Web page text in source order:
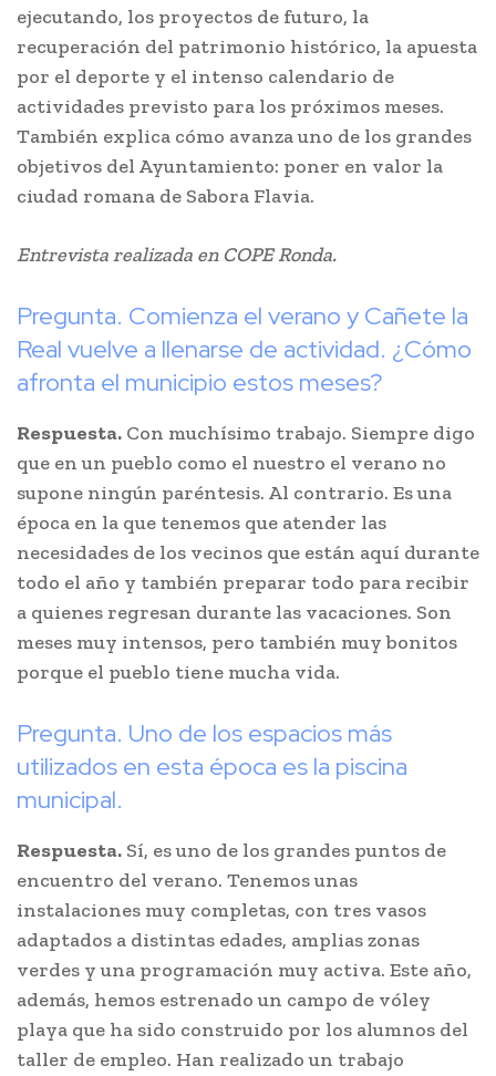
ejecutando, los proyectos de futuro, la
recuperación del patrimonio histórico, la apuesta
por el deporte y el intenso calendario de
actividades previsto para los próximos meses.
También explica cómo avanza uno de los grandes
objetivos del Ayuntamiento: poner en valor la
ciudad romana de Sabora Flavia.
Entrevista realizada en COPE Ronda.
Pregunta. Comienza el verano y Cañete la
Real vuelve a llenarse de actividad. ¿Cómo
afronta el municipio estos meses?
Respuesta. Con muchísimo trabajo. Siempre digo
que en un pueblo como el nuestro el verano no
supone ningún paréntesis. Al contrario. Es una
época en la que tenemos que atender las
necesidades de los vecinos que están aquí durante
todo el año y también preparar todo para recibir
a quienes regresan durante las vacaciones. Son
meses muy intensos, pero también muy bonitos
porque el pueblo tiene mucha vida.
Pregunta. Uno de los espacios más
utilizados en esta época es la piscina
municipal.
Respuesta. Sí, es uno de los grandes puntos de
encuentro del verano. Tenemos unas
instalaciones muy completas, con tres vasos
adaptados a distintas edades, amplias zonas
verdes y una programación muy activa. Este año,
además, hemos estrenado un campo de vóley
playa que ha sido construido por los alumnos del
taller de empleo. Han realizado un trabajo